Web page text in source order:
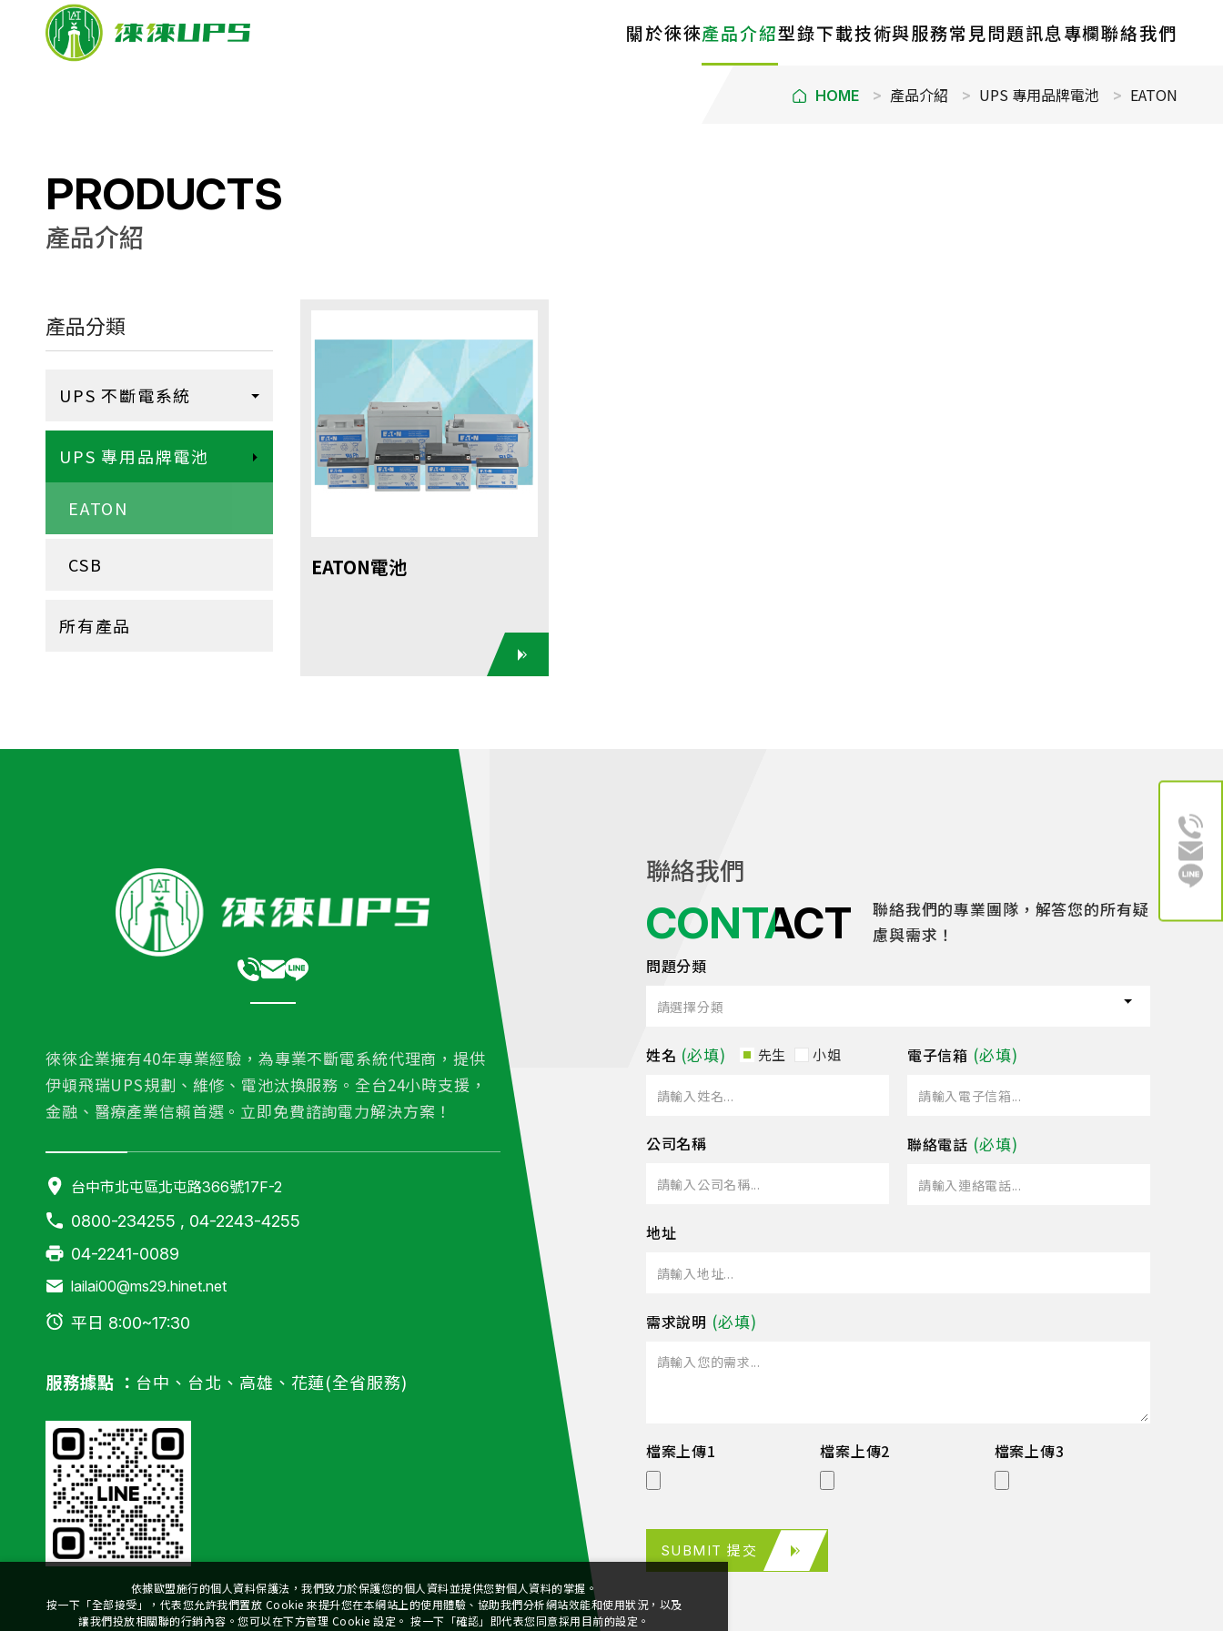
關於徠徠產品介紹型錄下載技術與服務常見問題訊息專欄聯絡我們
HOME 產品介紹 UPS 專用品牌電池 EATON
PRODUCTS
產品介紹
產品分類
UPS 不斷電系統
UPS 專用品牌電池
EATON
CSB
所有產品
EATON電池
徠徠企業擁有40年專業經驗，為專業不斷電系統代理商，提供
伊頓飛瑞UPS規劃、維修、電池汰換服務。全台24小時支援，
金融、醫療產業信賴首選。立即免費諮詢電力解決方案！
台中市北屯區北屯路366號17F-2
0800-234255 , 04-2243-4255
04-2241-0089
lailai00@ms29.hinet.net
平日 8:00~17:30
服務據點 ： 台中、台北、高雄、花蓮(全省服務)
聯絡我們
CONTACT
聯絡我們的專業團隊，解答您的所有疑
慮與需求！
問題分類
姓名 先生 小姐 電子信箱
公司名稱 聯絡電話
地址
需求說明
檔案上傳1 檔案上傳2 檔案上傳3
SUBMIT 提交
依據歐盟施行的個人資料保護法，我們致力於保護您的個人資料並提供您對個人資料的掌握。
按一下「全部接受」，代表您允許我們置放 Cookie 來提升您在本網站上的使用體驗、協助我們分析網站效能和使用狀況，以及
讓我們投放相關聯的行銷內容。您可以在下方管理 Cookie 設定。 按一下「確認」即代表您同意採用目前的設定。